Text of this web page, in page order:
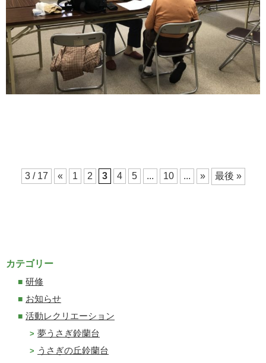
3 / 17 « 1 2 3 4 5 ... 10 ... » 最後 »
カテゴリー
研修
お知らせ
活動レクリエーション
夢うさぎ鈴蘭台
うさぎの丘鈴蘭台